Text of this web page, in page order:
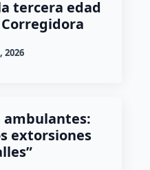
tercera edad
2026
extorsiones